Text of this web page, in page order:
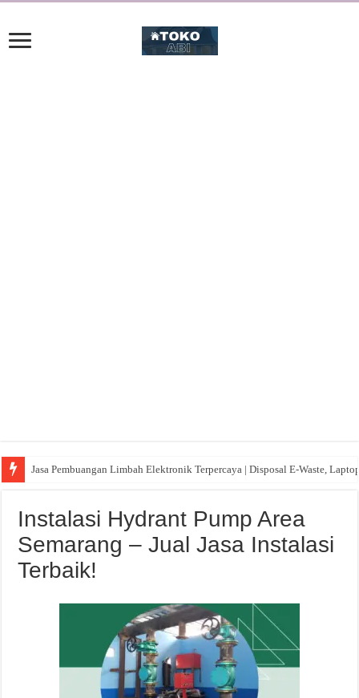
Jasa Pembuangan Limbah Elektronik Terpercaya | Disposal E-Waste,
Instalasi Hydrant Pump Area
Semarang – Jual Jasa Instalasi
Terbaik!